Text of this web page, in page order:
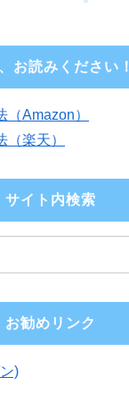
お読みください！
（Amazon）
（楽天）
サイト内検索
お勧めリンク
)